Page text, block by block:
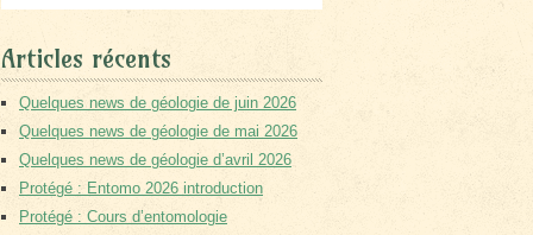
Articles récents
Quelques news de géologie de juin 2026
Quelques news de géologie de mai 2026
Quelques news de géologie d’avril 2026
Protégé : Entomo 2026 introduction
Protégé : Cours d’entomologie